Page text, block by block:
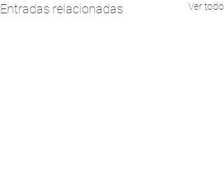
Entradas relacionadas Ver todo